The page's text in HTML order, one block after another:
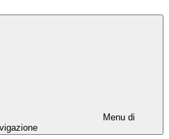
Menu di